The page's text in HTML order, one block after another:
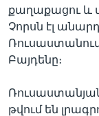
քաղաքացու և
Չորսն էլ
Բայդենը։
թվում են